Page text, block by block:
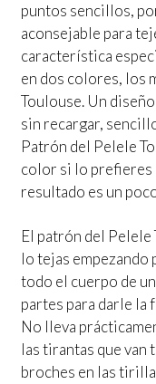
puntos sencillos,
aconsejable para
característica
en dos colores, los
Toulouse. Un
sin recargar,
Patrón del Pelele
color si lo prefieres
resultado es un
El patrón del Pelele
lo tejas empezando
todo el cuerpo de
partes para darle la
No lleva
las tirantas que van
broches en las